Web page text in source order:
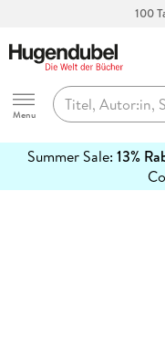
100
Hugendubel
Menu
Summer Sale: 13%
erfahren